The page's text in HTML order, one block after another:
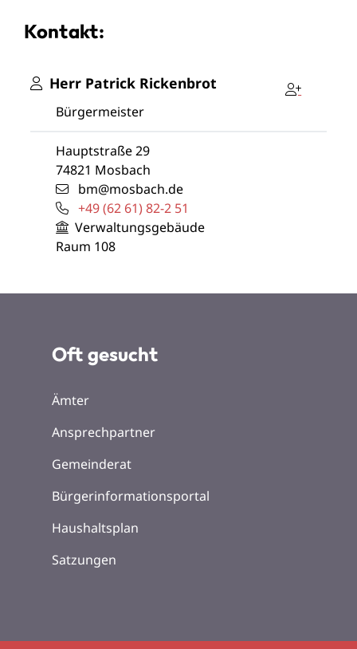
Kontakt:
Herr Patrick Rickenbrot
Bürgermeister
Hauptstraße 29
74821 Mosbach
bm@mosbach.de
+49 (62 61) 82-2 51
Verwaltungsgebäude
Raum 108
Oft gesucht
Ämter
Ansprechpartner
Gemeinderat
Bürgerinformationsportal
Haushaltsplan
Satzungen